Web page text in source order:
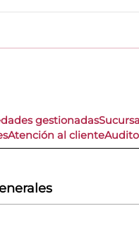
gestionadas
Atención al cliente